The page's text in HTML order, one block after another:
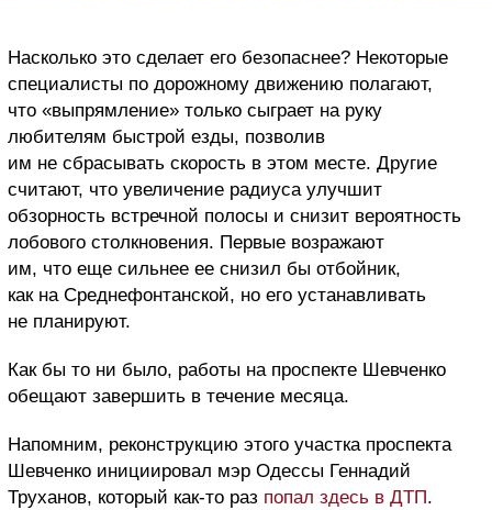
Насколько это сделает его безопаснее? Некоторые
специалисты по дорожному движению полагают,
что «выпрямление» только сыграет на руку
любителям быстрой езды, позволив
им не сбрасывать скорость в этом месте. Другие
считают, что увеличение радиуса улучшит
обзорность встречной полосы и снизит вероятность
лобового столкновения. Первые возражают
им, что еще сильнее ее снизил бы отбойник,
как на Среднефонтанской, но его устанавливать
не планируют.
Как бы то ни было, работы на проспекте Шевченко
обещают завершить в течение месяца.
Напомним, реконструкцию этого участка проспекта
Шевченко инициировал мэр Одессы Геннадий
Труханов, который как-то раз попал здесь в ДТП.